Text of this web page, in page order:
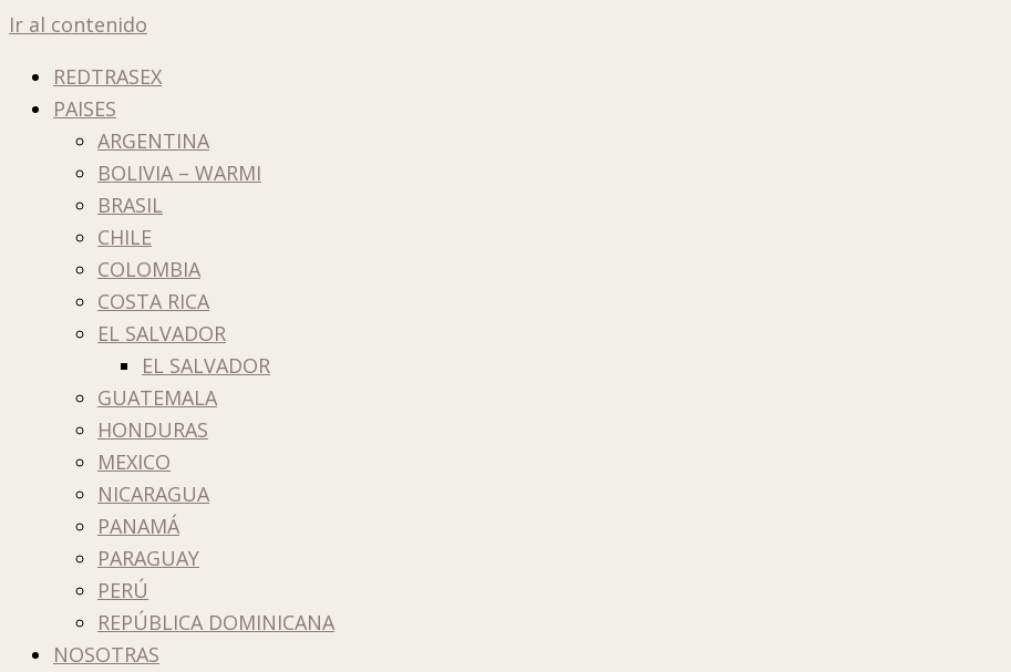
Ir al contenido
REDTRASEX
PAISES
ARGENTINA
BOLIVIA – WARMI
BRASIL
CHILE
COLOMBIA
COSTA RICA
EL SALVADOR
EL SALVADOR
GUATEMALA
HONDURAS
MEXICO
NICARAGUA
PANAMÁ
PARAGUAY
PERÚ
REPÚBLICA DOMINICANA
NOSOTRAS